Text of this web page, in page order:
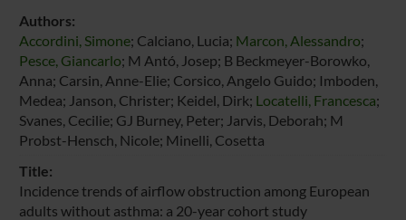
Authors:
Accordini, Simone; Calciano, Lucia; Marcon, Alessandro;
Pesce, Giancarlo; M Antó, Josep; B Beckmeyer-Borowko,
Anna; Carsin, Anne-Elie; Corsico, Angelo Guido; Imboden,
Medea; Janson, Christer; Keidel, Dirk; Locatelli, Francesca;
Svanes, Cecilie; GJ Burney, Peter; Jarvis, Deborah; M
Probst-Hensch, Nicole; Minelli, Cosetta
Title:
Incidence trends of airflow obstruction among European
adults without asthma: a 20-year cohort study